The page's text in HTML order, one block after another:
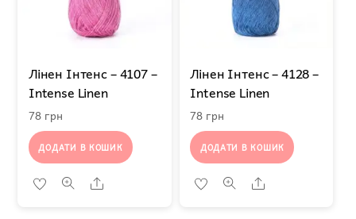
Лінен Інтенс – 4107 –
Intense Linen
78 грн
ДОДАТИ В КОШИК
Share
Лінен Інтенс – 4128 –
Intense Linen
78 грн
ДОДАТИ В КОШИК
Share